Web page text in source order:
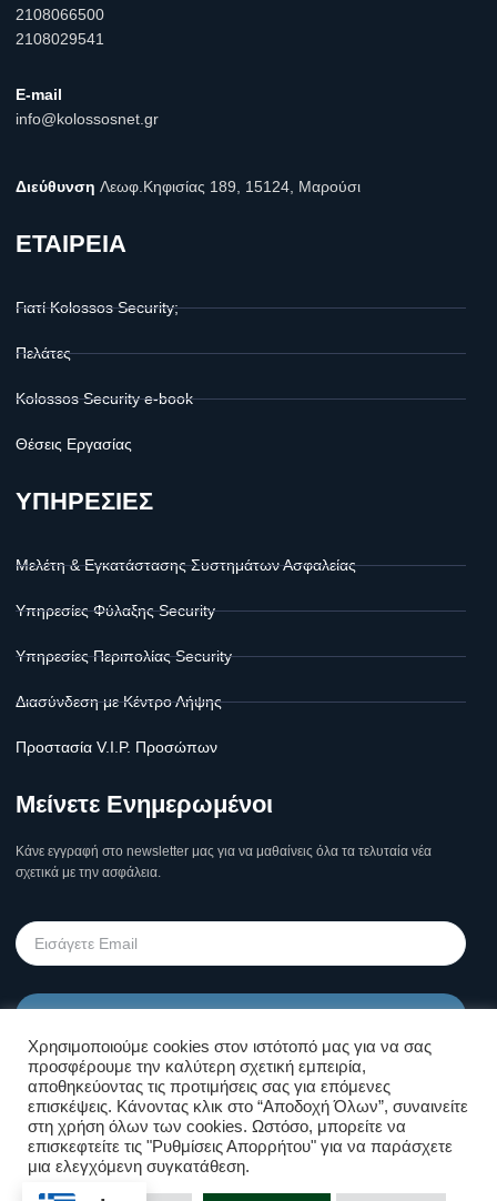
2108066500
2108029541
E-mail
info@kolossosnet.gr
Διεύθυνση Λεωφ.Κηφισίας 189, 15124, Μαρούσι
ΕΤΑΙΡΕΙΑ
Γιατί Kolossos Security;
Πελάτες
Kolossos Security e-book
Θέσεις Εργασίας
ΥΠΗΡΕΣΙΕΣ
Μελέτη & Εγκατάστασης Συστημάτων Ασφαλείας
Υπηρεσίες Φύλαξης Security
Υπηρεσίες Περιπολίας Security
Διασύνδεση με Κέντρο Λήψης
Προστασία V.I.P. Προσώπων
Μείνετε Ενημερωμένοι
Κάνε εγγραφή στο newsletter μας για να μαθαίνεις όλα τα τελυταία νέα
σχετικά με την ασφάλεια.
Όροι Χρήσης Σελίδας & Πολιτική
Απορρήτου
Χρησιμοποιούμε cookies στον ιστότοπό μας για να σας
προσφέρουμε την καλύτερη σχετική εμπειρία,
αποθηκεύοντας τις προτιμήσεις σας για επόμενες
επισκέψεις. Κάνοντας κλικ στο “Αποδοχή Όλων”, συναινείτε
στη χρήση όλων των cookies. Ωστόσο, μπορείτε να
επισκεφτείτε τις "Ρυθμίσεις Απορρήτου" για να παράσχετε
μια ελεγχόμενη συγκατάθεση.
Επικοινωνήστε μαζί μας!